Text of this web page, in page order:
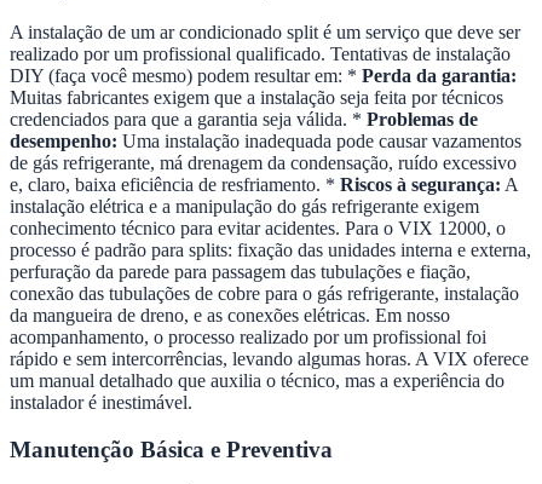
A instalação de um ar condicionado split é um serviço que deve ser
realizado por um profissional qualificado. Tentativas de instalação
DIY (faça você mesmo) podem resultar em: * Perda da garantia:
Muitas fabricantes exigem que a instalação seja feita por técnicos
credenciados para que a garantia seja válida. * Problemas de
desempenho: Uma instalação inadequada pode causar vazamentos
de gás refrigerante, má drenagem da condensação, ruído excessivo
e, claro, baixa eficiência de resfriamento. * Riscos à segurança: A
instalação elétrica e a manipulação do gás refrigerante exigem
conhecimento técnico para evitar acidentes. Para o VIX 12000, o
processo é padrão para splits: fixação das unidades interna e externa,
perfuração da parede para passagem das tubulações e fiação,
conexão das tubulações de cobre para o gás refrigerante, instalação
da mangueira de dreno, e as conexões elétricas. Em nosso
acompanhamento, o processo realizado por um profissional foi
rápido e sem intercorrências, levando algumas horas. A VIX oferece
um manual detalhado que auxilia o técnico, mas a experiência do
instalador é inestimável.
Manutenção Básica e Preventiva